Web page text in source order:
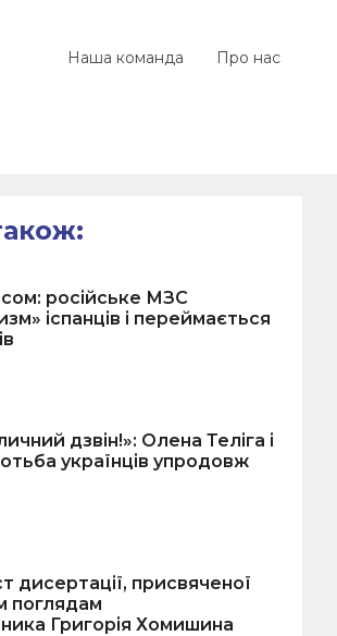
Наша команда Про нас
російське МЗС
іспанців і переймається
дзвін!»: Олена Теліга і
українців упродовж
дисертації, присвяченої
поглядам
Григорія Хомишина